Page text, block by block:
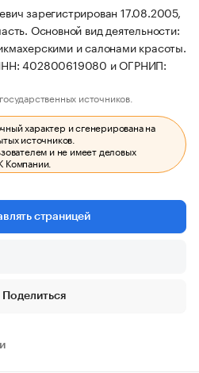
зарегистрирован 17.08.2005,
Основной вид деятельности:
и салонами красоты.
402800619080 и ОГРНИП:
источников.
характер и сгенерирована на
источников.
и не имеет деловых
Компании.
страницей
Поделиться